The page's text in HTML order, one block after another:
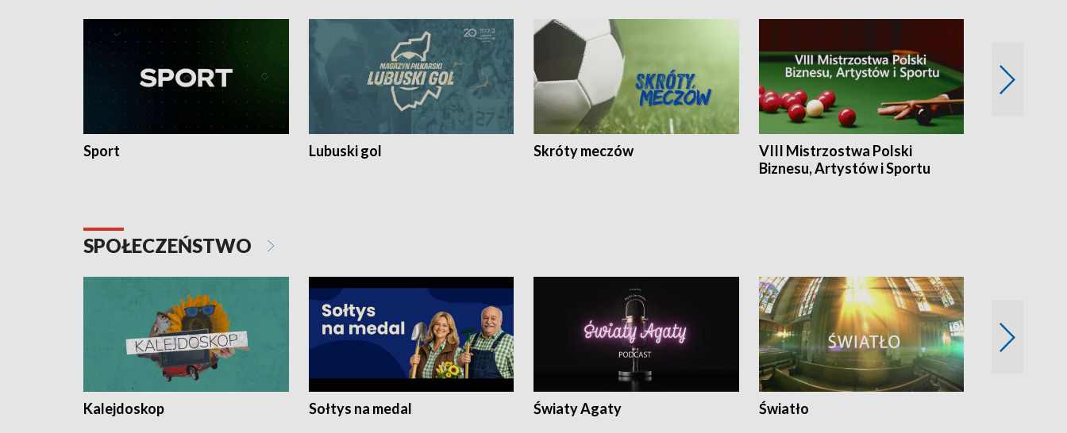
Sport Lubuski gol Skróty meczów
VIII Mistrzostwa Polski
Biznesu, Artystów i Sportu
SPOŁECZEŃSTWO
Kalejdoskop Sołtys na medal Światy Agaty Światło